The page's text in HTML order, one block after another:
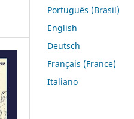
Português (Brasil)
English
Deutsch
Français (France)
Italiano